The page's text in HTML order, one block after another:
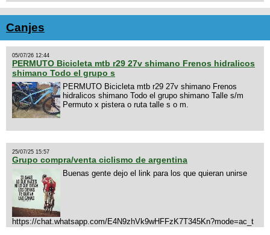
Canjes
05/07/26 12:44
PERMUTO Bicicleta mtb r29 27v shimano Frenos hidralicos
shimano Todo el grupo s
PERMUTO Bicicleta mtb r29 27v shimano Frenos
hidralicos shimano Todo el grupo shimano Talle s/m
Permuto x pistera o ruta talle s o m.
25/07/25 15:57
Grupo compra/venta ciclismo de argentina
Buenas gente dejo el link para los que quieran unirse
https://chat.whatsapp.com/E4N9zhVk9wHFFzK7T345Kn?mode=ac_t